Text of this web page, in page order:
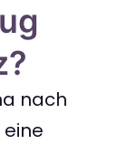
nach